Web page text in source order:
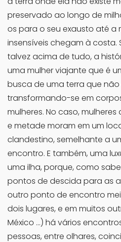
preservado ao longo de
os para o seu exausto até a
insensíveis chegam à costa.
talvez acima de tudo, a
uma mulher viajante que é
busca de uma terra que não
transformando-se em
mulheres. No caso,
e metade moram em um
clandestino, semelhante a
encontro. E também, uma
uma ilha, porque, como
pontos de descida para as
outro ponto de encontro
dois lugares, e em muitos
México …) há vários
pessoas, entre olhares,